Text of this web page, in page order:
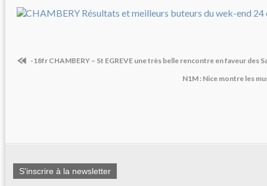
-18fr CHAMBERY – St EGREVE une très belle rencontre en faveur des
N1M : Nice montre les
S'inscrire à la newsletter